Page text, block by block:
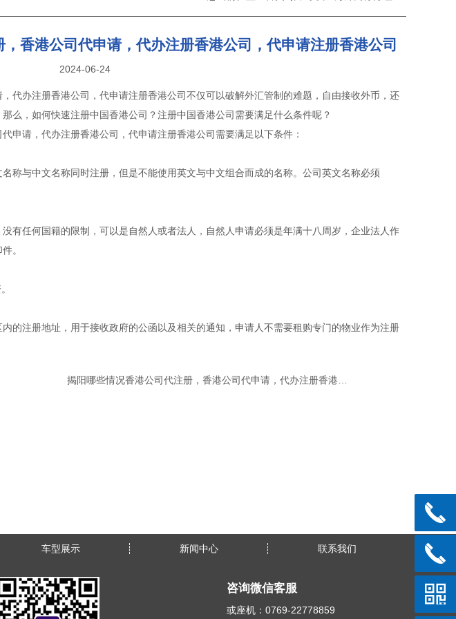
香港公司代申请，代办注册香港公司，代申请注册香港公司
2024-06-24
代办注册香港公司，代申请注册香港公司不仅可以破解外汇管制的难题，自由接收外币，还
么，如何快速注册中国香港公司？注册中国香港公司需要满足什么条件呢？
申请，代办注册香港公司，代申请注册香港公司需要满足以下条件：
称与中文名称同时注册，但是不能使用英文与中文组合而成的名称。公司英文名称必须
有任何国籍的限制，可以是自然人或者法人，自然人申请必须是年满十八周岁，企业法人作
。
的注册地址，用于接收政府的公函以及相关的通知，申请人不需要租购专门的物业作为注册
车型展示 新闻中心 联系我们
咨询微信客服
或座机：0769-22778859